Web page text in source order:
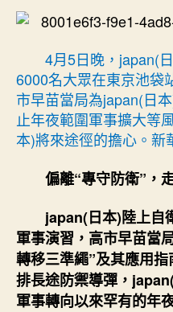
4月5日晚，japan(
6000名大眾在東京池袋
市早苗當局為japan(日
止年夜範圍軍事擴大等
本)將來途徑的擔心。新
偏離“專守防衛”，
japan(日本)陸上自
軍事演習，高市早苗當
轉移三準繩”及其應用
排長途防禦導彈，
軍事轉向以來罕有的